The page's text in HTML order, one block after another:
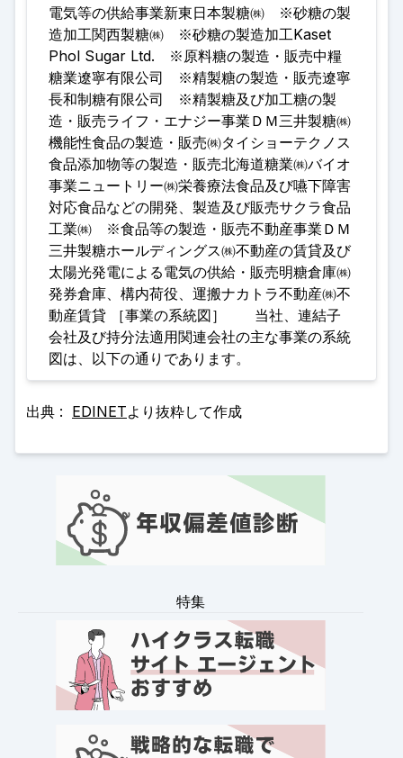
電気等の供給事業新東日本製糖㈱ ※砂糖の製
造加工関西製糖㈱ ※砂糖の製造加工Kaset
Phol Sugar Ltd. ※原料糖の製造・販売中糧
糖業遼寧有限公司 ※精製糖の製造・販売遼寧
長和制糖有限公司 ※精製糖及び加工糖の製
造・販売ライフ・エナジー事業ＤＭ三井製糖㈱
機能性食品の製造・販売㈱タイショーテクノス
食品添加物等の製造・販売北海道糖業㈱バイオ
事業ニュートリー㈱栄養療法食品及び嚥下障害
対応食品などの開発、製造及び販売サクラ食品
工業㈱ ※食品等の製造・販売不動産事業ＤＭ
三井製糖ホールディングス㈱不動産の賃貸及び
太陽光発電による電気の供給・販売明糖倉庫㈱
発券倉庫、構内荷役、運搬ナカトラ不動産㈱不
動産賃貸 ［事業の系統図］ 当社、連結子
会社及び持分法適用関連会社の主な事業の系統
図は、以下の通りであります。
出典 : EDINETより抜粋して作成
特集